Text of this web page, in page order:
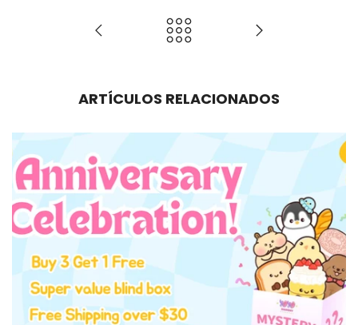
ARTÍCULOS RELACIONADOS